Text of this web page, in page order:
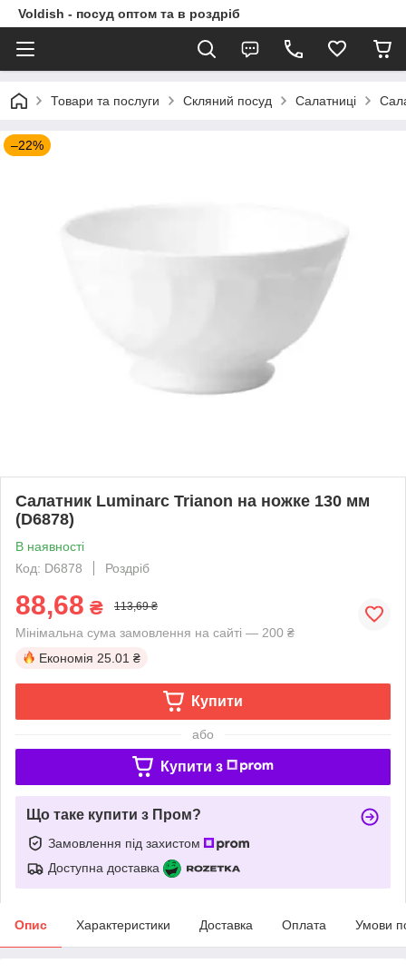
Voldish - посуд оптом та в роздріб
Товари та послуги Скляний посуд Салатниці
–22%
Салатник Luminarc Trianon на ножке 130 мм
(D6878)
В наявності
Код: D6878
Роздріб
88,68 ₴ 113,69 ₴
Мінімальна сума замовлення на сайті — 200 ₴
Економія 25.01 ₴
Купити
або
Купити з
Що таке купити з Пром?
Замовлення під захистом
Доступна доставка
Опис Характеристики Доставка Оплата Умови